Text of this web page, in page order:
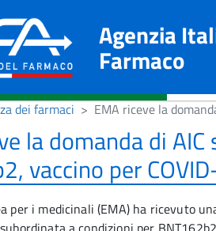
Agenzia
Farmaco
dei farmaci EMA riceve la
la domanda di
vaccino per
per i medicinali (EMA) ha ricevuto